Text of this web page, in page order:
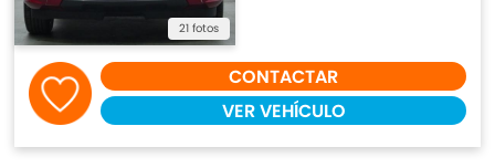
21 fotos
CONTACTAR
VER VEHÍCULO